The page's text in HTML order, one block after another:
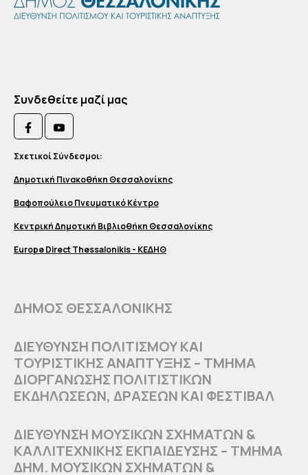
Συνδεθείτε μαζί μας
Σχετικοί Σύνδεσμοι:
Δημοτική Πινακοθήκη Θεσσαλονίκης
Βαφοπούλειο Πνευματικό Κέντρο
Κεντρική Δημοτική Βιβλιοθήκη Θεσσαλονίκης
Europe Direct Thessalonikis - ΚΕΔΗΘ
ΔΗΜΟΣ ΘΕΣΣΑΛΟΝΙΚΗΣ
ΔΙΕΥΘΥΝΣΗ ΠΟΛΙΤΙΣΜΟΥ ΚΑΙ
ΤΟΥΡΙΣΤΙΚΗΣ ΑΝΑΠΤΥΞΗΣ – ΤΜΗΜΑ
ΔΙΟΡΓΑΝΩΣΗΣ ΠΟΛΙΤΙΣΤΙΚΩΝ
ΕΚΔΗΛΩΣΕΩΝ, ΔΡΑΣΕΩΝ ΚΑΙ ΦΕΣΤΙΒΑΛ
ΔΙΕΥΘΥΝΣΗ ΜΟΥΣΙΚΩΝ ΣΧΗΜΑΤΩΝ &
ΚΑΛΛΙΤΕΧΝΙΚΗΣ ΕΚΠΑΙΔΕΥΣΗΣ – ΤΜΗΜΑ
ΔΗΜ. ΜΟΥΣΙΚΩΝ ΣΧΗΜΑΤΩΝ &